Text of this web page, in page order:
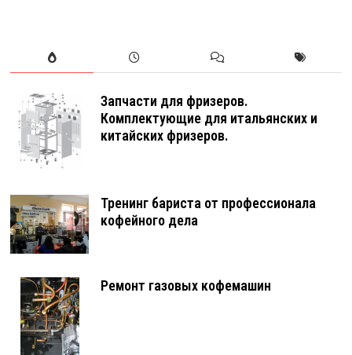
Запчасти для фризеров.
Комплектующие для итальянских и
китайских фризеров.
Тренинг бариста от профессионала
кофейного дела
Ремонт газовых кофемашин